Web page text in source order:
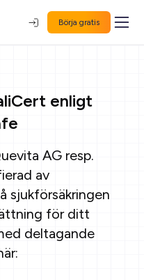
Börja gratis
enligt
AG resp.
av
sjukförsäkringen
för ditt
deltagande